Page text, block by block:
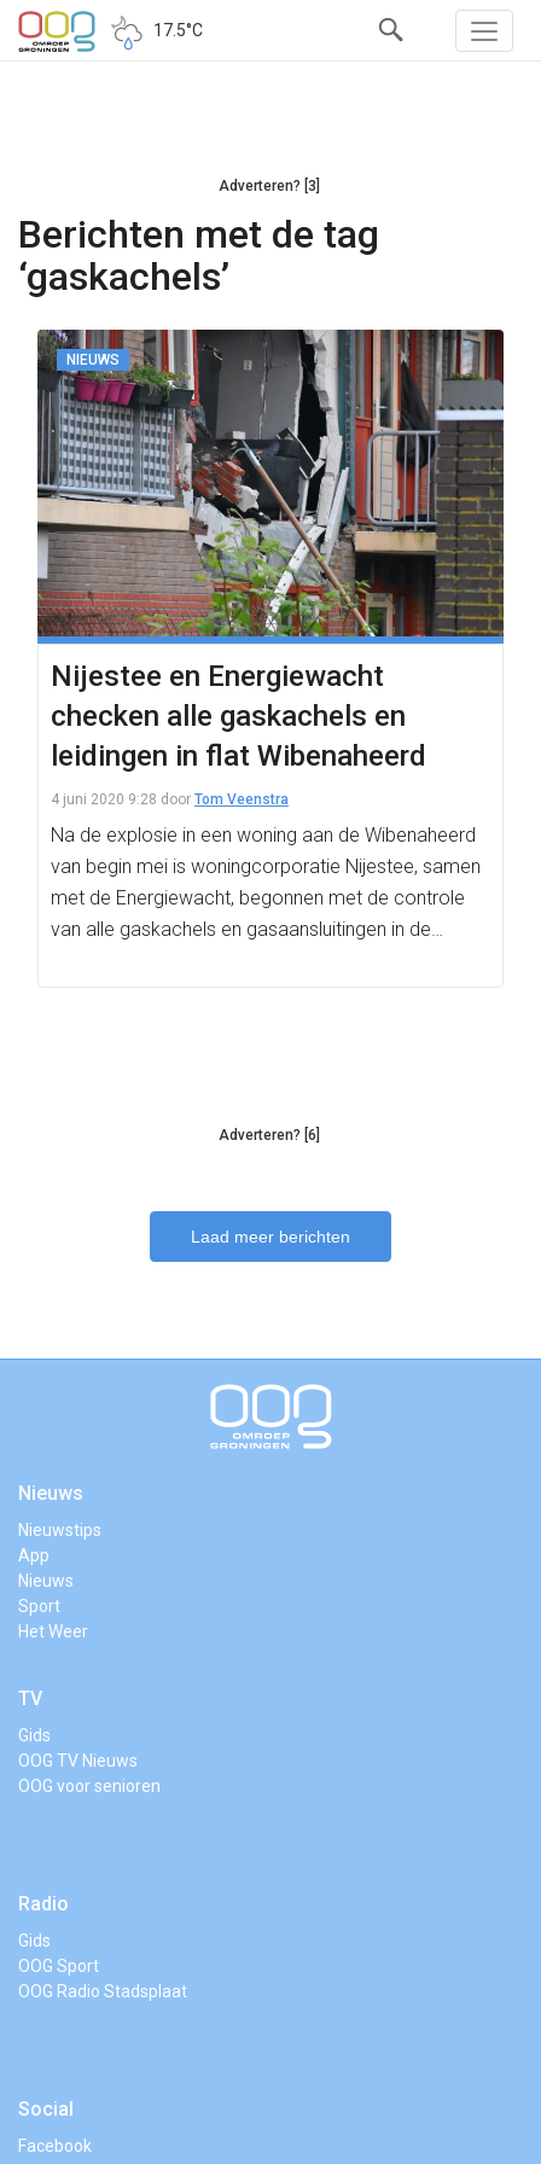
17.5°C
Adverteren? [3]
Berichten met de tag
‘gaskachels’
NIEUWS
Nijestee en Energiewacht
checken alle gaskachels en
leidingen in flat Wibenaheerd
4 juni 2020 9:28 door Tom Veenstra
Na de explosie in een woning aan de Wibenaheerd
van begin mei is woningcorporatie Nijestee, samen
met de Energiewacht, begonnen met de controle
van alle gaskachels en gasaansluitingen in de…
Adverteren? [6]
Laad meer berichten
Nieuws
Nieuwstips
App
Nieuws
Sport
Het Weer
TV
Gids
OOG TV Nieuws
OOG voor senioren
Radio
Gids
OOG Sport
OOG Radio Stadsplaat
Social
Facebook